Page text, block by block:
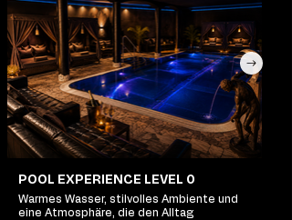
POOL EXPERIENCE LEVEL 0
Warmes Wasser, stilvolles Ambiente und
eine Atmosphäre, die den Alltag